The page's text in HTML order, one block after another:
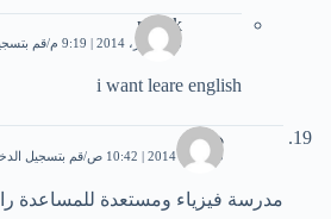
malek
28 فبراير، 2014 | 9:19 م قم
i want leare english
هديل
20 يناير، 2014 | 10:42 ص قم بتسجيل
مدرسة فيزياء ومستعدة للمساعدة